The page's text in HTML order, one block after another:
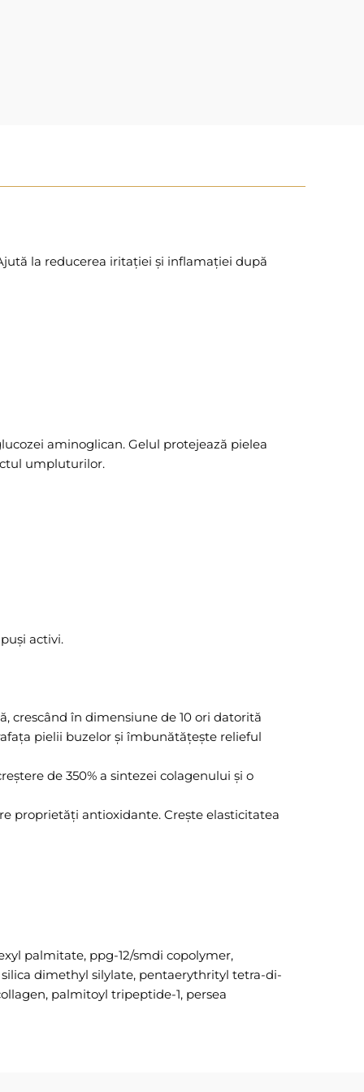
la reducerea iritației și inflamației după
aminoglican. Gelul protejează pielea
umpluturilor.
activi.
crescând în dimensiune de 10 ori datorită
pielii buzelor și îmbunătățește relieful
de 350% a sintezei colagenului și o
proprietăți antioxidante. Crește elasticitatea
palmitate, ppg-12/smdi copolymer,
dimethyl silylate, pentaerythrityl tetra-di-
palmitoyl tripeptide-1, persea